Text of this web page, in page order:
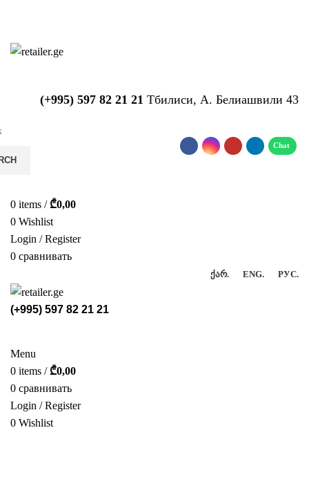
(+995) 597 82 21 21 Тбилиси, А. Белиашвили 43
0 items / ₾0,00
0 Wishlist
Login / Register
0 сравнивать
ᲥᲐᲠ. ENG. РУС.
(+995) 597 82 21 21
Menu
0 items / ₾0,00
0 сравнивать
Login / Register
0 Wishlist